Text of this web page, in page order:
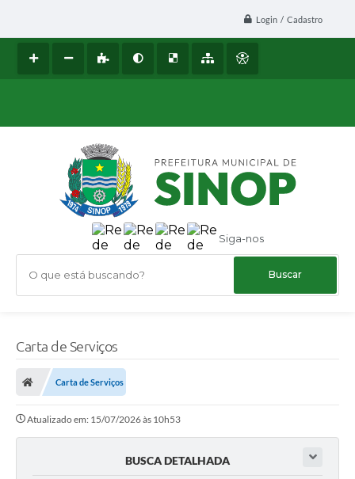
Login / Cadastro
Siga-nos
O que está buscando?
Carta de Serviços
Carta de Serviços
Atualizado em: 15/07/2026 às 10h53
BUSCA DETALHADA